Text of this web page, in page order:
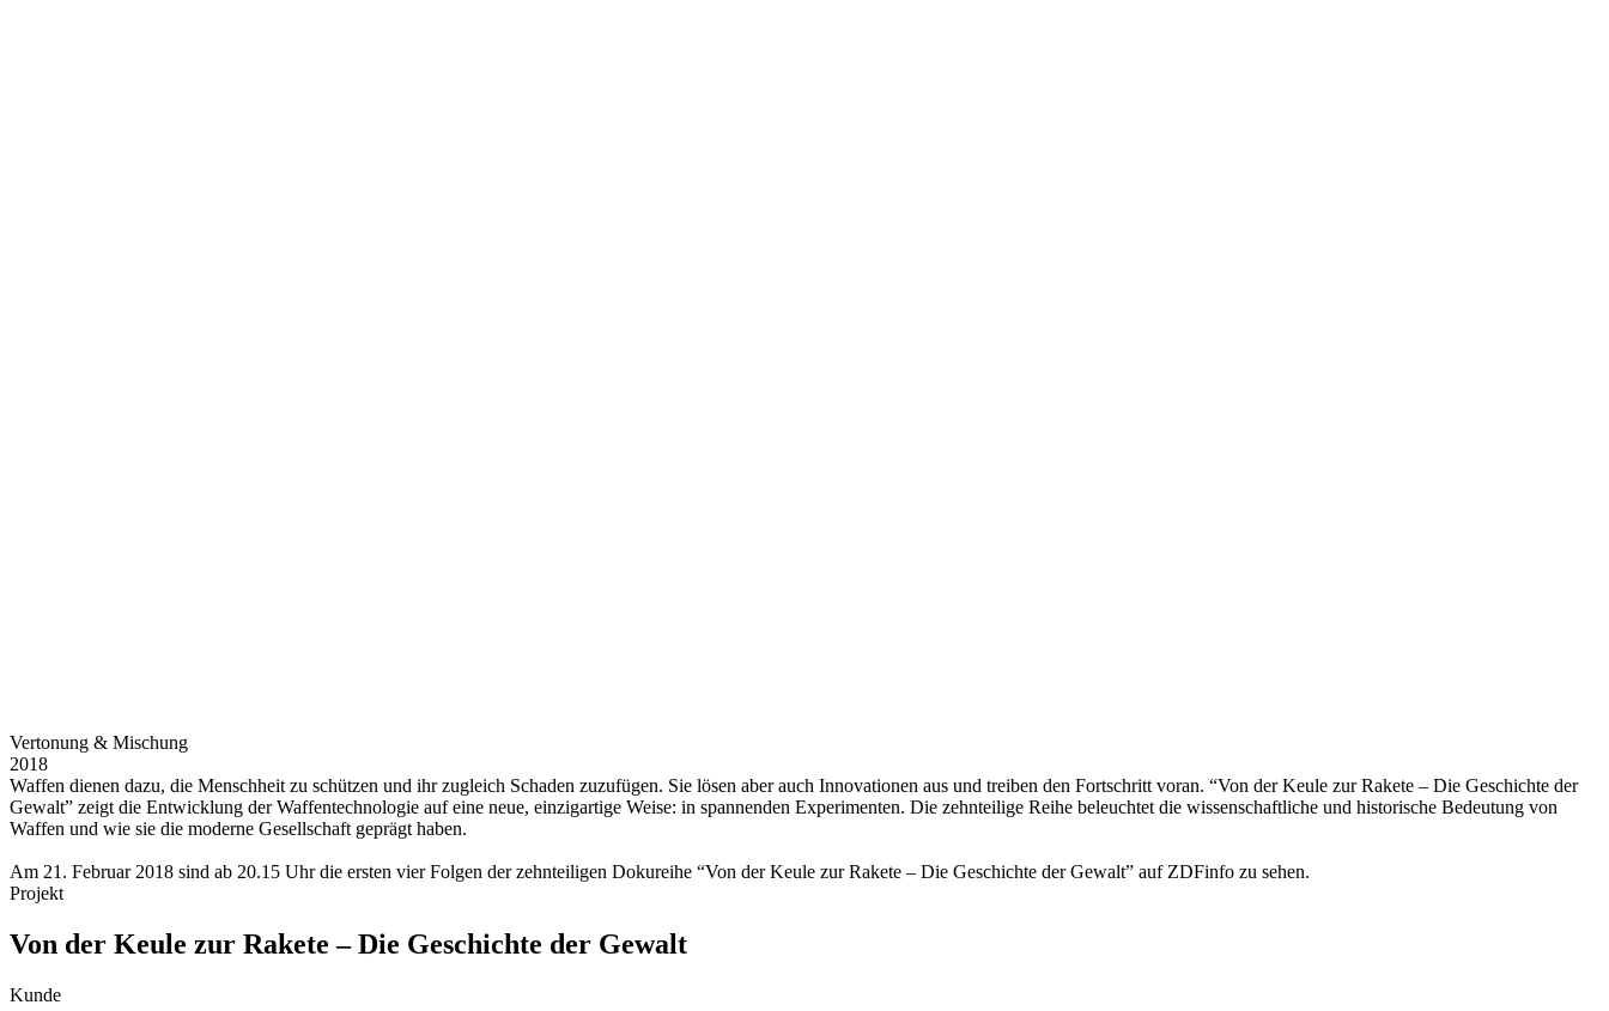
Vertonung & Mischung
2018
Waffen dienen dazu, die Menschheit zu schützen und ihr zugleich Schaden zuzufügen. Sie lösen aber auch Innovationen aus und treiben den Fortschritt voran. “Von der Keule zur Rakete – Die Geschichte der
Gewalt” zeigt die Entwicklung der Waffentechnologie auf eine neue, einzigartige Weise: in spannenden Experimenten. Die zehnteilige Reihe beleuchtet die wissenschaftliche und historische Bedeutung von
Waffen und wie sie die moderne Gesellschaft geprägt haben.
Am 21. Februar 2018 sind ab 20.15 Uhr die ersten vier Folgen der zehnteiligen Dokureihe “Von der Keule zur Rakete – Die Geschichte der Gewalt” auf ZDFinfo zu sehen.
Projekt
Von der Keule zur Rakete – Die Geschichte der Gewalt
Kunde